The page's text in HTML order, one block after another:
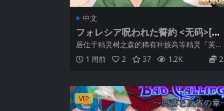
中文
フォレシア呪われた誓約 <无码>[官
方簡中]
居住于精灵树之森的稀有种族高等精灵「芙蕾
希娅」被诅咒了。 突如其来的怪物袭击，导...
1 周前 2 37 1.2K 2
VIP